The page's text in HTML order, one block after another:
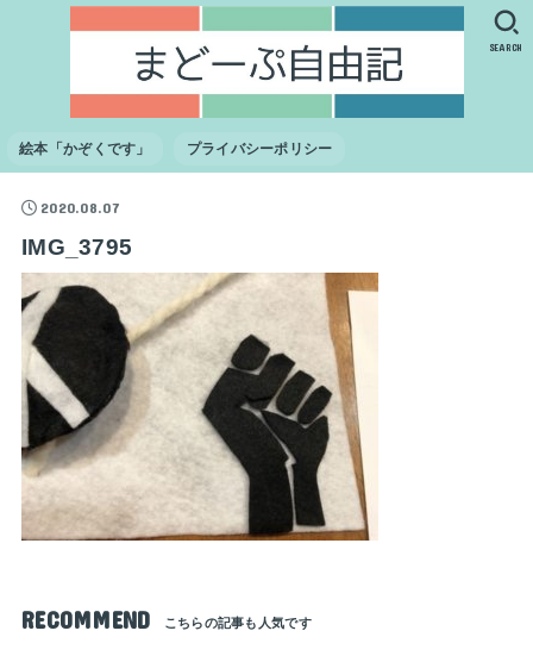
絵本「かぞくです」 プライバシーポリシー
SEARCH
2020.08.07
IMG_3795
RECOMMEND